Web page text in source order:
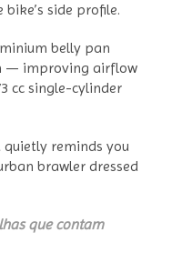
side profile.
belly pan
— improving airflow
cc single-cylinder
reminds you
brawler dressed
que contam